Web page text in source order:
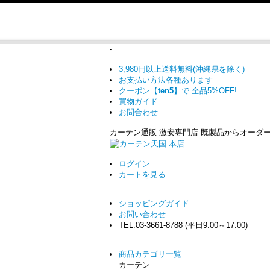
-
3,980円以上送料無料(沖縄県を除く)
お支払い方法各種あります
クーポン【ten5】で 全品5%OFF!
買物ガイド
お問合わせ
カーテン通販 激安専門店 既製品からオーダ
ログイン
カート を見る
ショッピングガイド
お問い合わせ
TEL:03-3661-8788 (平日9:00～17:00)
商品カテゴリ一覧
カーテン